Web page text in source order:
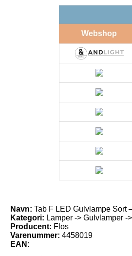
Webshop
Navn: Tab F LED Gulvlampe Sort
Kategori: Lamper -> Gulvlamper
Producent: Flos
Varenummer: 4458019
EAN: